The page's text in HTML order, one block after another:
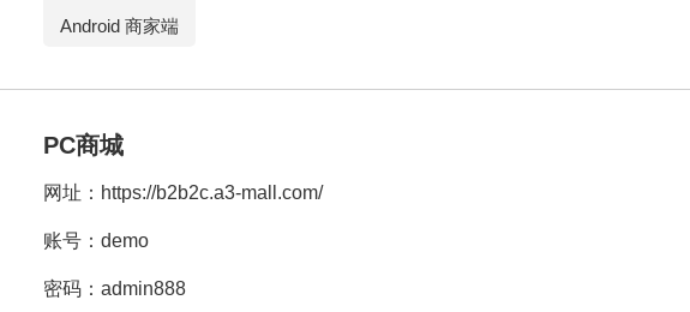
Android 商家端
PC商城
网址： https://b2b2c.a3-mall.com/
账号：demo
密码：admin888